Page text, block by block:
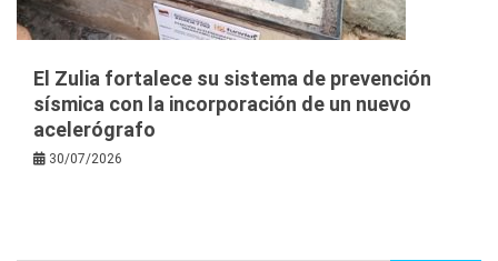
El Zulia fortalece su sistema de prevención
sísmica con la incorporación de un nuevo
acelerógrafo
30/07/2026